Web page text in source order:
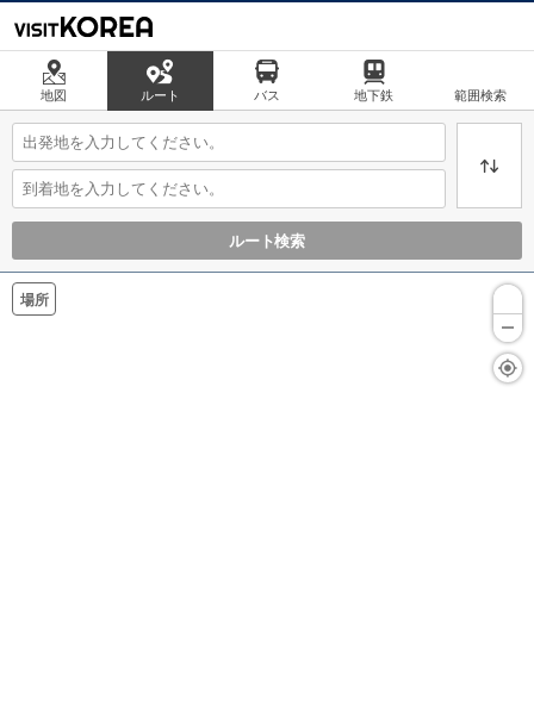
地図 ルート バス 地下鉄 範囲検索
ルート検索
場所